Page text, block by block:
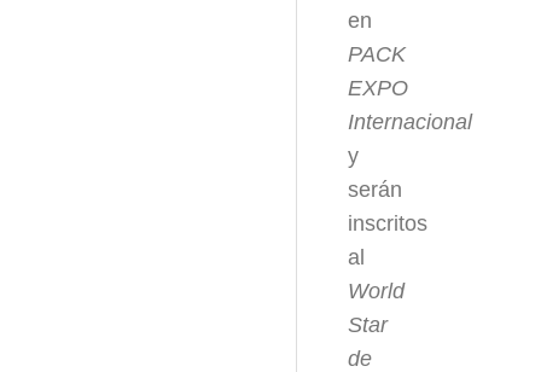
en
PACK
EXPO
Internacional
y
serán
inscritos
al
World
Star
de